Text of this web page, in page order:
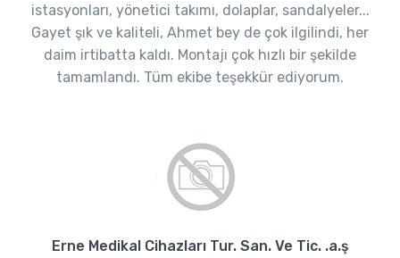
istasyonları, yönetici takımı, dolaplar, sandalyeler...
Gayet şık ve kaliteli, Ahmet bey de çok ilgilindi, her
daim irtibatta kaldı. Montajı çok hızlı bir şekilde
tamamlandı. Tüm ekibe teşekkür ediyorum.
Erne Medikal Cihazları Tur. San. Ve Tic. .a.ş